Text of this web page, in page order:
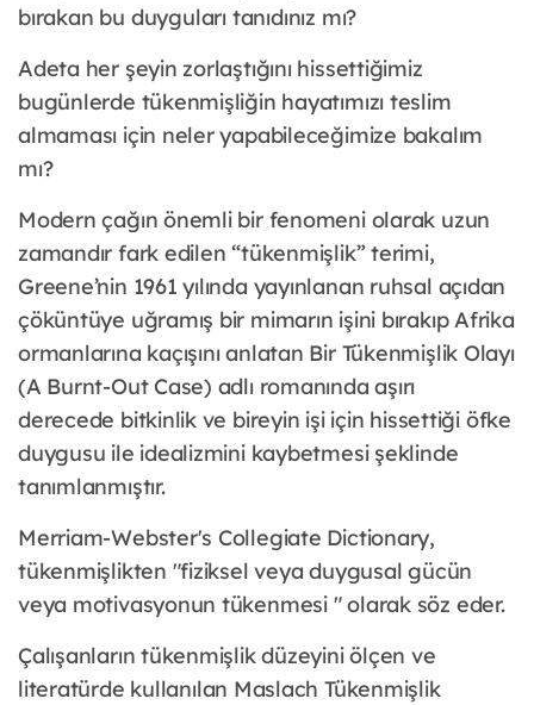
bırakan bu duyguları tanıdınız mı?
Adeta her şeyin zorlaştığını hissettiğimiz
bugünlerde tükenmişliğin hayatımızı teslim
almaması için neler yapabileceğimize bakalım
mı?
Modern çağın önemli bir fenomeni olarak uzun
zamandır fark edilen “tükenmişlik” terimi,
Greene’nin 1961 yılında yayınlanan ruhsal açıdan
çöküntüye uğramış bir mimarın işini bırakıp Afrika
ormanlarına kaçışını anlatan Bir Tükenmişlik Olayı
(A Burnt-Out Case) adlı romanında aşırı
derecede bitkinlik ve bireyin işi için hissettiği öfke
duygusu ile idealizmini kaybetmesi şeklinde
tanımlanmıştır.
Merriam-Webster's Collegiate Dictionary,
tükenmişlikten "fiziksel veya duygusal gücün
veya motivasyonun tükenmesi " olarak söz eder.
Çalışanların tükenmişlik düzeyini ölçen ve
literatürde kullanılan Maslach Tükenmişlik